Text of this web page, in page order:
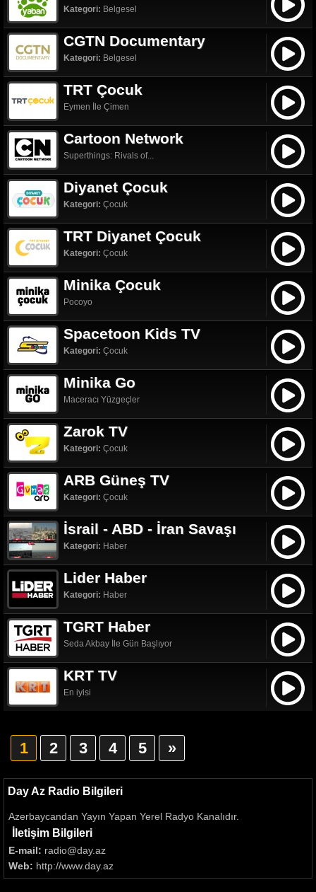
Kategori: Belgesel
CGTN Documentary
Kategori: Belgesel
TRT Çocuk
Eymen İle Çimen
Cartoon Network
Superthings: Rivals of...
Diyanet Çocuk
Kategori: Çocuk
TRT Diyanet Çocuk
Kategori: Çocuk
Minika Çocuk
Pocoyo
Spacetoon Kids TV
Kategori: Çocuk
Minika Go
Maceracı Yüzgeçler
Zarok TV
Kategori: Çocuk
ARB Güneş TV
Kategori: Çocuk
İsrail - ABD - İran Savaşı
Kategori: Haber
Lider Haber
Kategori: Haber
TGRT Haber
Seda Akbay İle Gün Başlıyor
KRT TV
En iyisi
1 2 3 4 5 »
Day Az Radio Bilgileri
Azerbaycandan Yayın Yapan Yerel Radyo Kanalıdır.
İletişim Bilgileri
E-mail: radio@day.az
Web: http://www.day.az